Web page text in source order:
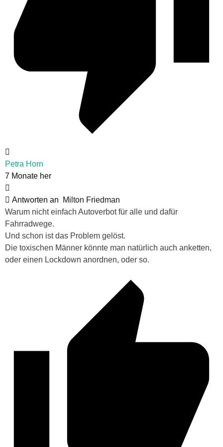
Petra Horn
7 Monate her
Antworten an
Milton Friedman
Warum nicht einfach Autoverbot für alle und dafür
Fahrradwege.
Und schon ist das Problem gelöst.
Die toxischen Männer könnte man natürlich auch anketten,
oder einen Lockdown anordnen, oder so.